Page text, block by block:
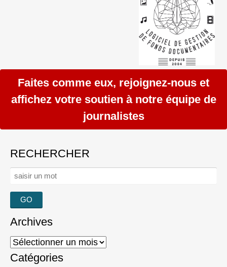
Faites comme eux, rejoignez-nous et
affichez votre soutien à notre équipe de
journalistes
RECHERCHER
Rechercher :
Archives
Archives
Catégories